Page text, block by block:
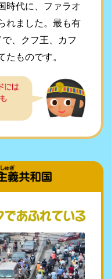
時代に、ファラオ
れました。最も有
、クフ王、カフ
たものです。